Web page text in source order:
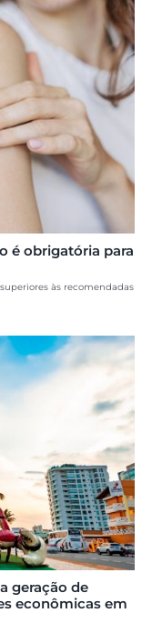
é obrigatória para
às recomendadas
geração de
econômicas em